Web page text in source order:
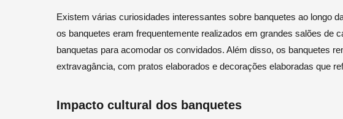
Existem várias curiosidades interessantes sobre banquetes ao longo
os banquetes eram frequentemente realizados em grandes salões de
banquetas para acomodar os convidados. Além disso, os banquetes
extravagância, com pratos elaborados e decorações elaboradas que
Impacto cultural dos banquetes